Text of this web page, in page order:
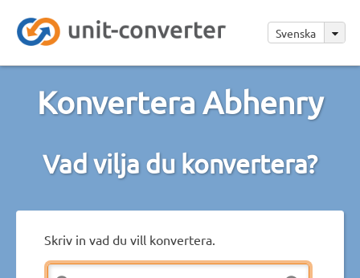
Svenska
Konvertera Abhenry
Vad vilja du konvertera?
Skriv in vad du vill konvertera.